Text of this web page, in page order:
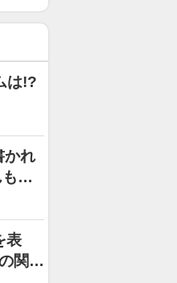
は!?
かれ
辞
表
関係